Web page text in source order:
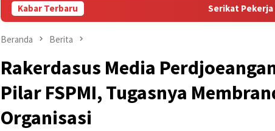
Kabar Terbaru Serikat Pekerja FSPMI
Beranda Berita
Rakerdasus Media
Pilar FSPMI, Tugasnya
Organisasi